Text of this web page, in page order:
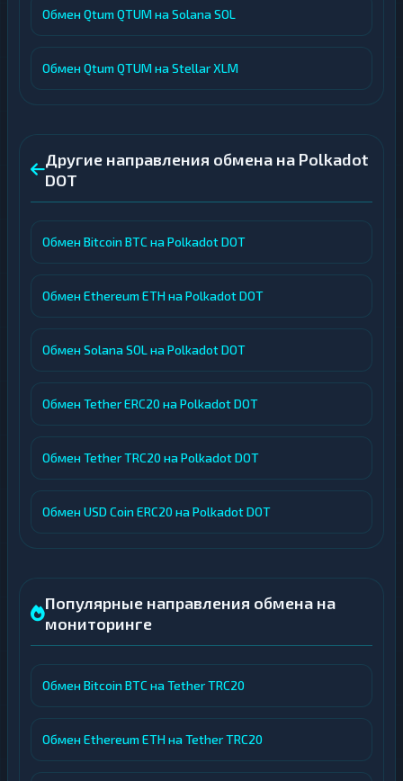
Обмен Qtum QTUM на Solana SOL
Обмен Qtum QTUM на Stellar XLM
Другие направления обмена на Polkadot
DOT
Обмен Bitcoin BTC на Polkadot DOT
Обмен Ethereum ETH на Polkadot DOT
Обмен Solana SOL на Polkadot DOT
Обмен Tether ERC20 на Polkadot DOT
Обмен Tether TRC20 на Polkadot DOT
Обмен USD Coin ERC20 на Polkadot DOT
Популярные направления обмена на
мониторинге
Обмен Bitcoin BTC на Tether TRC20
Обмен Ethereum ETH на Tether TRC20